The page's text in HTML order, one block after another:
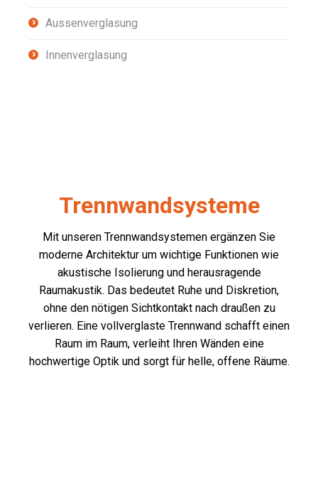
Aussenverglasung
Innenverglasung
Trennwandsysteme
Mit unseren Trennwandsystemen ergänzen Sie
moderne Architektur um wichtige Funktionen wie
akustische Isolierung und herausragende
Raumakustik. Das bedeutet Ruhe und Diskretion,
ohne den nötigen Sichtkontakt nach draußen zu
verlieren. Eine vollverglaste Trennwand schafft einen
Raum im Raum, verleiht Ihren Wänden eine
hochwertige Optik und sorgt für helle, offene Räume.